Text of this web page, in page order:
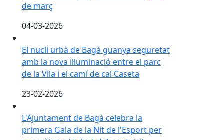
de març
04-03-2026
El nucli urbà de Bagà guanya seguretat
amb la nova il·luminació entre el parc
de la Vila i el camí de cal Caseta
23-02-2026
L'Ajuntament de Bagà celebra la
primera Gala de la Nit de l'Esport per